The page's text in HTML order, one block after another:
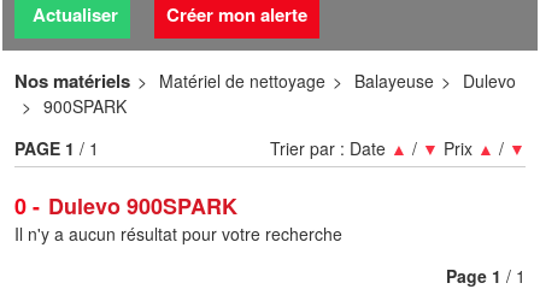
Actualiser Créer mon alerte
Nos matériels Matériel de nettoyage Balayeuse
Dulevo
900SPARK
0 Dulevo 900SPARK
Trier par : Date ▲ / ▼ Prix ▲ / ▼
PAGE 1 / 1
Il n'y a aucun résultat pour votre recherche
Page 1 / 1